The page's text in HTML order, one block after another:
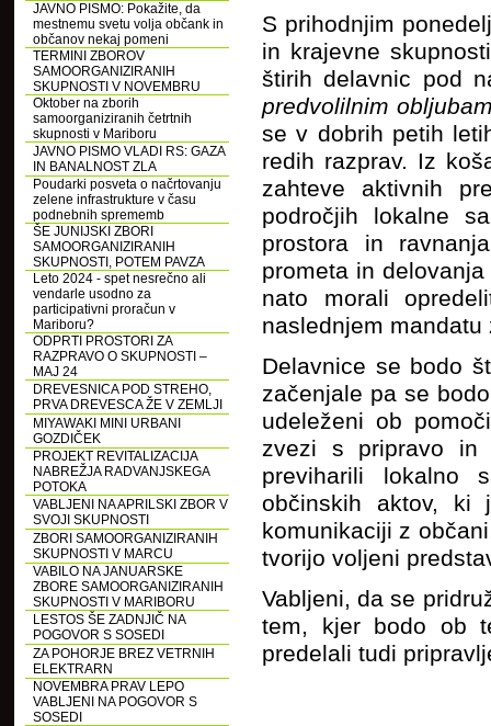
JAVNO PISMO: Pokažite, da
mestnemu svetu volja občank in
občanov nekaj pomeni
TERMINI ZBOROV
SAMOORGANIZIRANIH
SKUPNOSTI V NOVEMBRU
Oktober na zborih
samoorganiziranih četrtnih
skupnosti v Mariboru
JAVNO PISMO VLADI RS: GAZA
IN BANALNOST ZLA
Poudarki posveta o načrtovanju
zelene infrastrukture v času
podnebnih sprememb
ŠE JUNIJSKI ZBORI
SAMOORGANIZIRANIH
SKUPNOSTI, POTEM PAVZA
Leto 2024 - spet nesrečno ali
vendarle usodno za
participativni proračun v
Mariboru?
ODPRTI PROSTORI ZA
RAZPRAVO O SKUPNOSTI –
MAJ 24
DREVESNICA POD STREHO,
PRVA DREVESCA ŽE V ZEMLJI
MIYAWAKI MINI URBANI
GOZDIČEK
PROJEKT REVITALIZACIJA
NABREŽJA RADVANJSKEGA
POTOKA
VABLJENI NA APRILSKI ZBOR V
SVOJI SKUPNOSTI
ZBORI SAMOORGANIZIRANIH
SKUPNOSTI V MARCU
VABILO NA JANUARSKE
ZBORE SAMOORGANIZIRANIH
SKUPNOSTI V MARIBORU
LESTOS ŠE ZADNJIČ NA
POGOVOR S SOSEDI
ZA POHORJE BREZ VETRNIH
ELEKTRARN
NOVEMBRA PRAV LEPO
VABLJENI NA POGOVOR S
SOSEDI
S prihodnjim
in krajevne
štirih delavnic pod
predvolilnim
se v dobrih petih
redih razprav. Iz
zahteve aktivnih
področjih lokalne
prostora in
prometa in
nato morali
naslednjem
Delavnice se bodo
začenjale pa se
udeleženi ob
zvezi s pripravo in
previharili lokalno
občinskih aktov, ki
komunikaciji z
tvorijo voljeni
Vabljeni, da se
tem, kjer bodo ob
predelali tudi